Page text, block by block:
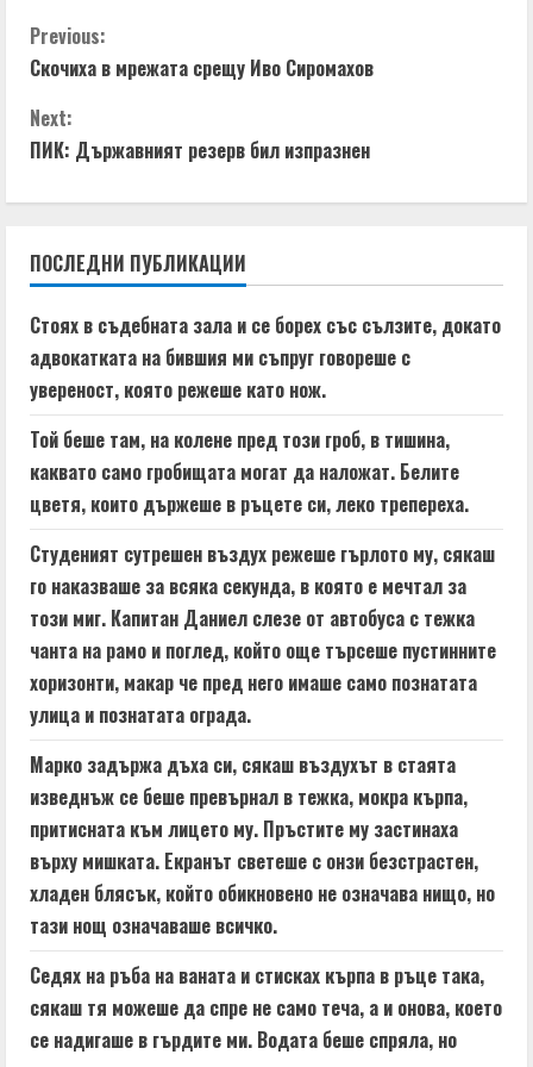
C
o
n
t
i
n
u
e
R
e
a
d
i
n
g
Previous:
Скочиха в мрежата срещу Иво Сиромахов
Next:
ПИК: Държавният резерв бил изпразнен
ПОСЛЕДНИ ПУБЛИКАЦИИ
Стоях в съдебната зала и се борех със сълзите, докато
адвокатката на бившия ми съпруг говореше с
увереност, която режеше като нож.
Той беше там, на колене пред този гроб, в тишина,
каквато само гробищата могат да наложат. Белите
цветя, които държеше в ръцете си, леко трепереха.
Студеният сутрешен въздух режеше гърлото му, сякаш
го наказваше за всяка секунда, в която е мечтал за
този миг. Капитан Даниел слезе от автобуса с тежка
чанта на рамо и поглед, който още търсеше пустинните
хоризонти, макар че пред него имаше само познатата
улица и познатата ограда.
Марко задържа дъха си, сякаш въздухът в стаята
изведнъж се беше превърнал в тежка, мокра кърпа,
притисната към лицето му. Пръстите му застинаха
върху мишката. Екранът светеше с онзи безстрастен,
хладен блясък, който обикновено не означава нищо, но
тази нощ означаваше всичко.
Седях на ръба на ваната и стисках кърпа в ръце така,
сякаш тя можеше да спре не само теча, а и онова, което
се надигаше в гърдите ми. Водата беше спряла, но